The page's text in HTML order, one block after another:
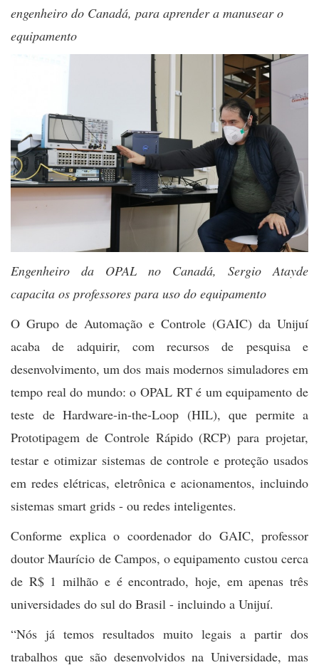
engenheiro do Canadá, para aprender a manusear o
equipamento
Engenheiro da OPAL no Canadá, Sergio Atayde
capacita os professores para uso do equipamento
O Grupo de Automação e Controle (GAIC) da Unijuí
acaba de adquirir, com recursos de pesquisa e
desenvolvimento, um dos mais modernos simuladores em
tempo real do mundo: o OPAL RT é um equipamento de
teste de Hardware-in-the-Loop (HIL), que permite a
Prototipagem de Controle Rápido (RCP) para projetar,
testar e otimizar sistemas de controle e proteção usados
em redes elétricas, eletrônica e acionamentos, incluindo
sistemas smart grids - ou redes inteligentes.
Conforme explica o coordenador do GAIC, professor
doutor Maurício de Campos, o equipamento custou cerca
de R$ 1 milhão e é encontrado, hoje, em apenas três
universidades do sul do Brasil - incluindo a Unijuí.
“Nós já temos resultados muito legais a partir dos
trabalhos que são desenvolvidos na Universidade, mas